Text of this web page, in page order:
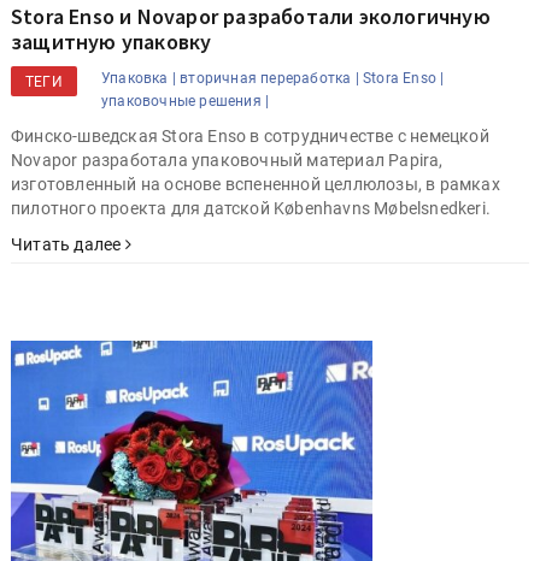
Stora Enso и Novapor разработали экологичную
защитную упаковку
ТЕГИ Упаковка | вторичная переработка | Stora Enso |
упаковочные решения |
Финско-шведская Stora Enso в сотрудничестве с немецкой
Novapor разработала упаковочный материал Papira,
изготовленный на основе вспененной целлюлозы, в рамках
пилотного проекта для датской Københavns Møbelsnedkeri.
Читать далее